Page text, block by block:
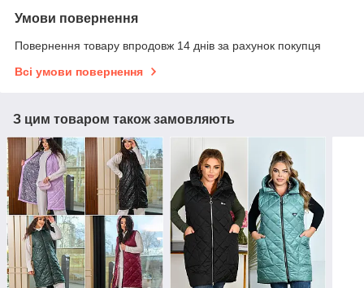
Умови повернення
Повернення товару впродовж 14 днів за рахунок покупця
Всі умови повернення
З цим товаром також замовляють